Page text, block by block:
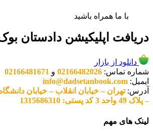
با ما همراه باشید
دریافت اپلیکیشن دادستان
دانلود از بازار
شماره تماس: 02166482026 و 02166481671
ایمیل: info@dadsetanbook.com
آدرس:تهران – خیابان انقلاب – خیابان
– پلاک 49 واحد 3 کد پستی: 1315686310
لینک های مهم